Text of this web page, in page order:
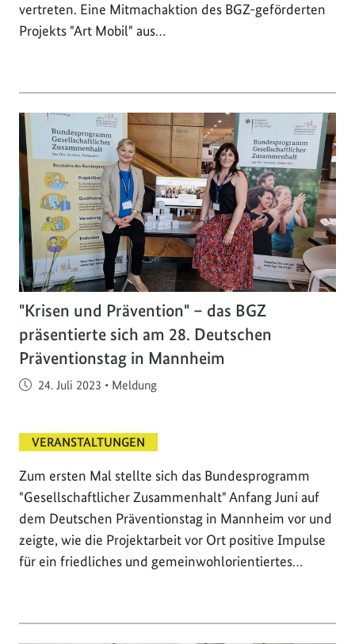
vertreten. Eine Mitmachaktion des BGZ-geförderten
Projekts "Art Mobil" aus…
"Krisen und Prävention" – das BGZ
präsentierte sich am 28. Deutschen
Präventionstag in Mannheim
Veröffentlicht am
24. Juli 2023 • Meldung
VERANSTALTUNGEN
Zum ersten Mal stellte sich das Bundesprogramm
"Gesellschaftlicher Zusammenhalt" Anfang Juni auf
dem Deutschen Präventionstag in Mannheim vor und
zeigte, wie die Projektarbeit vor Ort positive Impulse
für ein friedliches und gemeinwohlorientiertes…